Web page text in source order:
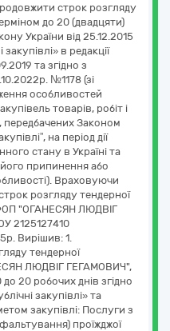
строк розгляду
до 20 (двадцяти)
України від 25.12.2015
в редакції
та згідно з
№1178 (зі
особливостей
товарів, робіт і
передбачених Законом
на період дії
стану в Україні та
припинення або
Враховуючи
розгляду тендерної
"ОГАНЕСЯН ЛЮДВІГ
2125127410
Вирішив: 1.
тендерної
ЛЮДВІГ ГЕГАМОВИЧ",
20 робочих днів згідно
закупівлі» та
закупівлі: Послуги з
проїжджої